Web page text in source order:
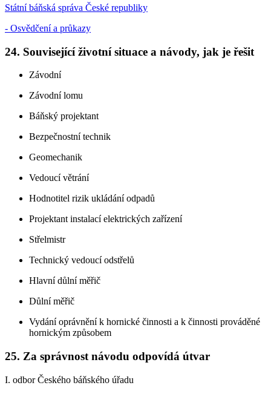
Státní báňská správa České republiky
- Osvědčení a průkazy
24. Související životní situace a návody, jak je řešit
Závodní
Závodní lomu
Báňský projektant
Bezpečnostní technik
Geomechanik
Vedoucí větrání
Hodnotitel rizik ukládání odpadů
Projektant instalací elektrických zařízení
Střelmistr
Technický vedoucí odstřelů
Hlavní důlní měřič
Důlní měřič
Vydání oprávnění k hornické činnosti a k činnosti prováděné
hornickým způsobem
25. Za správnost návodu odpovídá útvar
I. odbor Českého báňského úřadu